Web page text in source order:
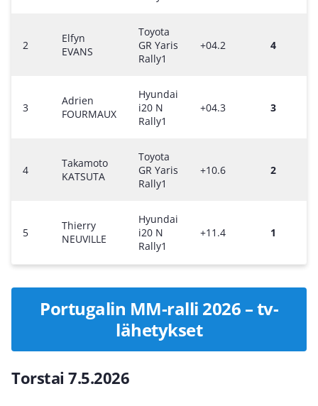
2
Elfyn
EVANS
Toyota
GR Yaris
Rally1
+04.2 4
3
Adrien
FOURMAUX
Hyundai
i20 N
Rally1
+04.3 3
4
Takamoto
KATSUTA
Toyota
GR Yaris
Rally1
+10.6 2
5
Thierry
NEUVILLE
Hyundai
i20 N
Rally1
+11.4 1
Portugalin MM-ralli 2026 – tv-
lähetykset
Torstai 7.5.2026